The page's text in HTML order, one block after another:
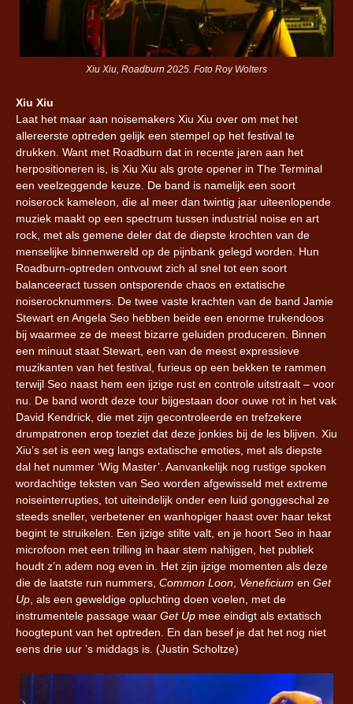
Xiu Xiu, Roadburn 2025. Foto Roy Wolters
Xiu Xiu
Laat het maar aan noisemakers Xiu Xiu over om met het
allereerste optreden gelijk een stempel op het festival te
drukken. Want met Roadburn dat in recente jaren aan het
herpositioneren is, is Xiu Xiu als grote opener in The Terminal
een veelzeggende keuze. De band is namelijk een soort
noiserock kameleon, die al meer dan twintig jaar uiteenlopende
muziek maakt op een spectrum tussen industrial noise en art
rock, met als gemene deler dat de diepste krochten van de
menselijke binnenwereld op de pijnbank gelegd worden. Hun
Roadburn-optreden ontvouwt zich al snel tot een soort
balanceeract tussen ontsporende chaos en extatische
noiserocknummers. De twee vaste krachten van de band Jamie
Stewart en Angela Seo hebben beide een enorme trukendoos
bij waarmee ze de meest bizarre geluiden produceren. Binnen
een minuut staat Stewart, een van de meest expressieve
muzikanten van het festival, furieus op een bekken te rammen
terwijl Seo naast hem een ijzige rust en controle uitstraalt – voor
nu. De band wordt deze tour bijgestaan door ouwe rot in het vak
David Kendrick, die met zijn gecontroleerde en trefzekere
drumpatronen erop toeziet dat deze jonkies bij de les blijven. Xiu
Xiu’s set is een weg langs extatische emoties, met als diepste
dal het nummer ‘Wig Master’. Aanvankelijk nog rustige spoken
wordachtige teksten van Seo worden afgewisseld met extreme
noiseinterrupties, tot uiteindelijk onder een luid gonggeschal ze
steeds sneller, verbetener en wanhopiger haast over haar tekst
begint te struikelen. Een ijzige stilte valt, en je hoort Seo in haar
microfoon met een trilling in haar stem nahijgen, het publiek
houdt z’n adem nog even in. Het zijn ijzige momenten als deze
die de laatste run nummers, Common Loon, Veneficium en Get
Up, als een geweldige opluchting doen voelen, met de
instrumentele passage waar Get Up mee eindigt als extatisch
hoogtepunt van het optreden. En dan besef je dat het nog niet
eens drie uur ’s middags is. (Justin Scholtze)